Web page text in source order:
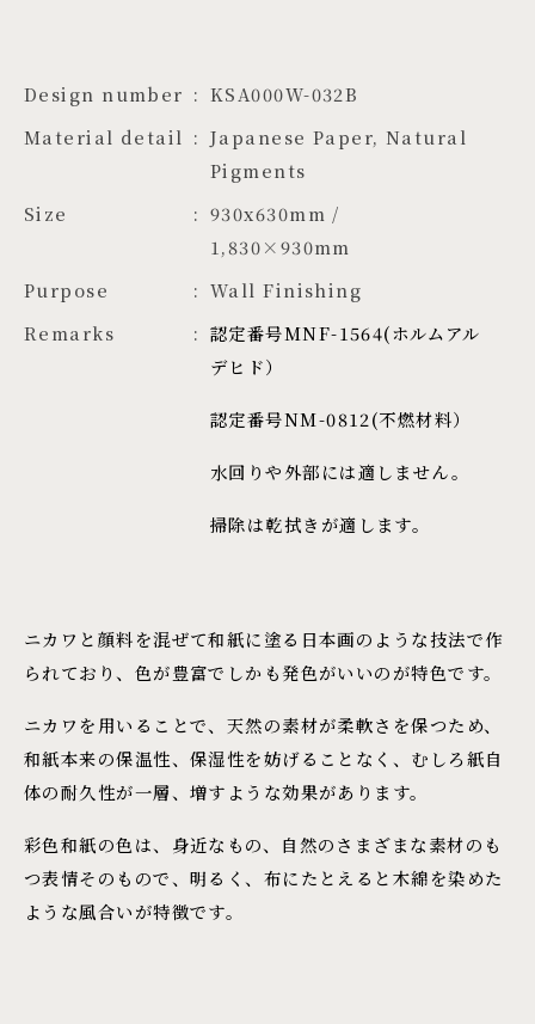
Design number
KSA000W-032B
Material detail
Japanese Paper, Natural
Pigments
Size
930x630mm /
1,830×930mm
Purpose
Wall Finishing
Remarks
認定番号MNF-1564(ホルムアル
デヒド）
認定番号NM-0812(不燃材料）
水回りや外部には適しません。
掃除は乾拭きが適します。
ニカワと顔料を混ぜて和紙に塗る日本画のような技法で作
られており、色が豊富でしかも発色がいいのが特色です。
ニカワを用いることで、天然の素材が柔軟さを保つため、
和紙本来の保温性、保湿性を妨げることなく、むしろ紙自
体の耐久性が一層、増すような効果があります。
彩色和紙の色は、身近なもの、自然のさまざまな素材のも
つ表情そのもので、明るく、布にたとえると木綿を染めた
ような風合いが特徴です。